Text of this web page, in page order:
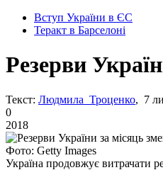
Вступ України в ЄС
Теракт в Барселоні
Резерви
Текст: Людмила Троценко, 7
0
2018
Фото: Getty Images
Україна продовжує витрачати